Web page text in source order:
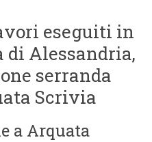
eseguiti in
Alessandria,
serranda
Scrivia
a Arquata